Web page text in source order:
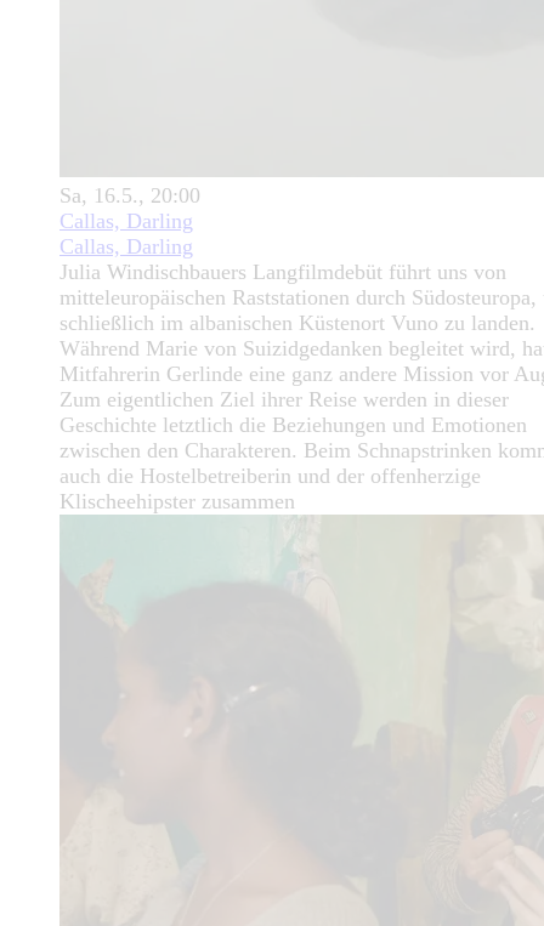
Sa, 16.5., 20:00
Callas, Darling
Callas, Darling
Julia Windischbauers Langfilmdebüt führt uns von
mitteleuropäischen Raststationen durch Südosteuropa,
schließlich im albanischen Küstenort Vuno zu landen.
Während Marie von Suizidgedanken begleitet wird,
Mitfahrerin Gerlinde eine ganz andere Mission vor
Zum eigentlichen Ziel ihrer Reise werden in dieser
Geschichte letztlich die Beziehungen und Emotionen
zwischen den Charakteren. Beim Schnapstrinken
auch die Hostelbetreiberin und der offenherzige
Klischeehipster zusammen